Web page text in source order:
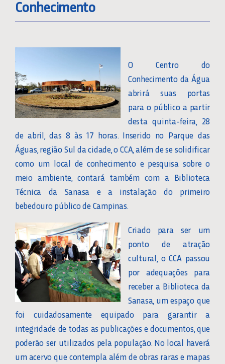
Conhecimento
O Centro do
Conhecimento da Água
abrirá suas portas
para o público a partir
desta quinta-feira, 28
de abril, das 8 às 17 horas. Inserido no Parque das
Águas, região Sul da cidade, o CCA, além de se solidificar
como um local de conhecimento e pesquisa sobre o
meio ambiente, contará também com a Biblioteca
Técnica da Sanasa e a instalação do primeiro
bebedouro público de Campinas.
Criado para ser um
ponto de atração
cultural, o CCA passou
por adequações para
receber a Biblioteca da
Sanasa, um espaço que
foi cuidadosamente equipado para garantir a
integridade de todas as publicações e documentos, que
poderão ser utilizados pela população. No local haverá
um acervo que contempla além de obras raras e mapas